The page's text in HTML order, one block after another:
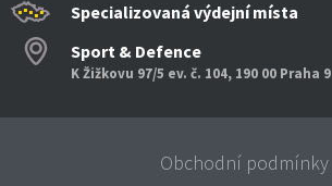
Specializovaná výdejní místa
Sport & Defence
K Žižkovu 97/5 ev. č. 104, 190 00 Praha 9
Obchodní podmínky